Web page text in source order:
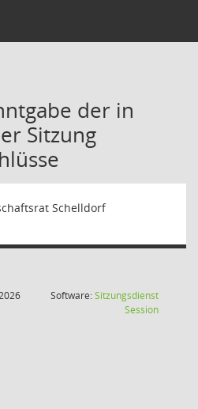
der in
Sitzung
Schelldorf
Software:Sitzungsdienst
Session(Wird in